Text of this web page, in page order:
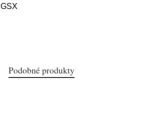
GSX
Podobné produkty